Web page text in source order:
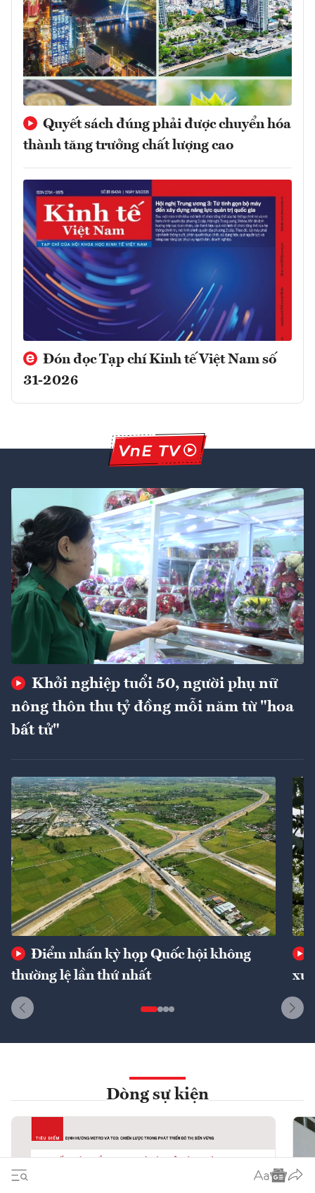
Quyết sách đúng phải được chuyển hóa
thành tăng trưởng chất lượng cao
Đón đọc Tạp chí Kinh tế Việt Nam số
31-2026
Khởi nghiệp tuổi 50, người phụ nữ
nông thôn thu tỷ đồng mỗi năm từ "hoa
bất tử"
Điểm nhấn kỳ họp Quốc hội không
thường lệ lần thứ nhất
Dòng sự kiện